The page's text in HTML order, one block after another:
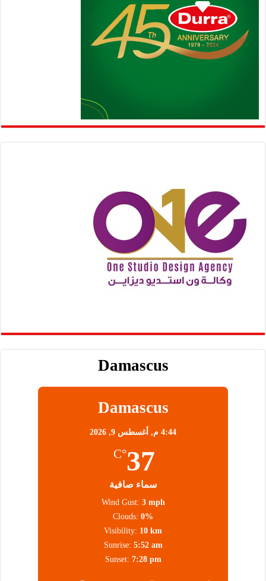
Damascus
Damascus
4:44 م, أغسطس 9, 2026
37
°C
سماء صافية
Wind Gust: 3 mph
Clouds: 0%
Visibility: 10 km
Sunrise: 5:52 am
Sunset: 7:28 pm